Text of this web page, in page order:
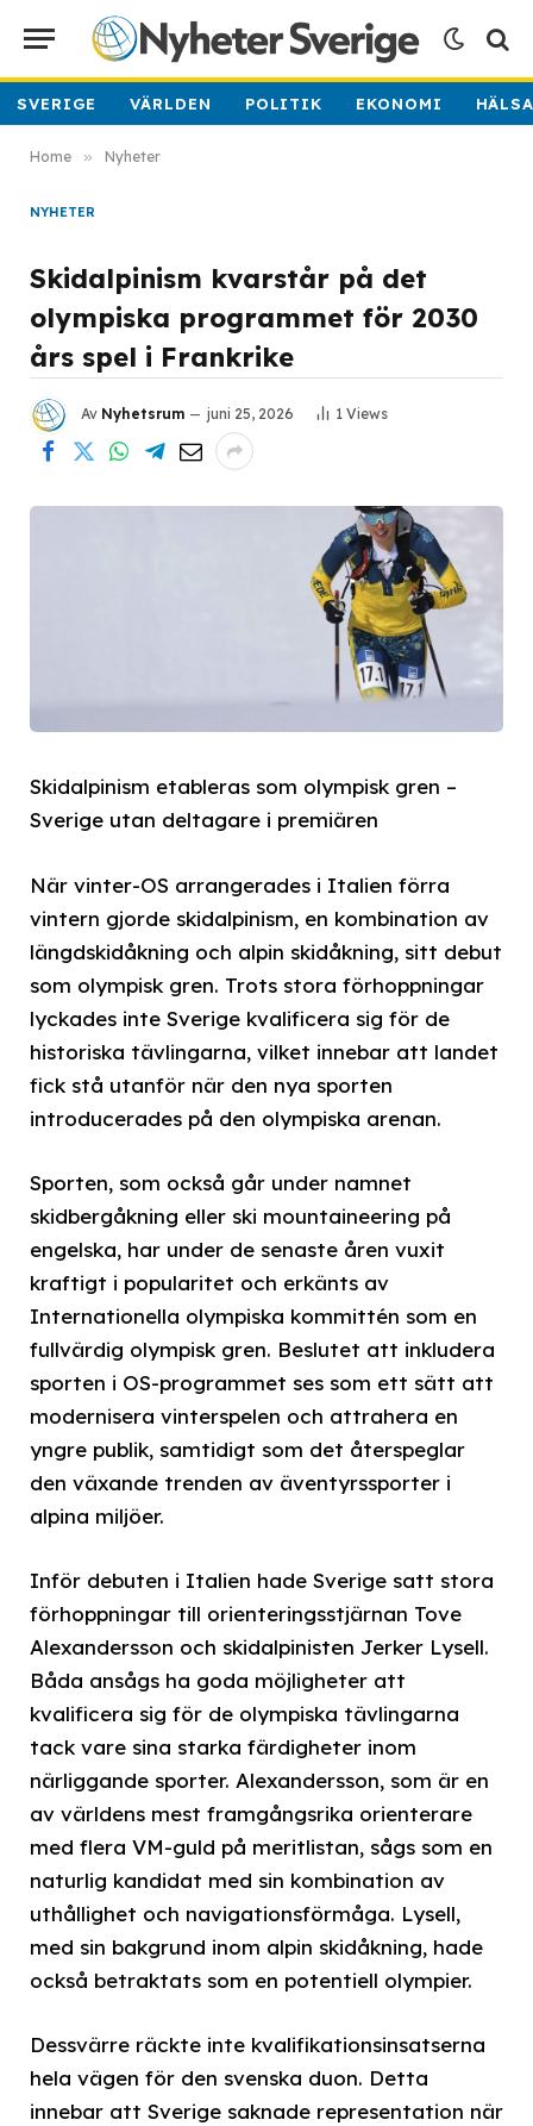
SVERIGE VÄRLDEN POLITIK EKONOMI
Home » Nyheter
NYHETER
Skidalpinism kvarstår på det
olympiska programmet för 2030
års spel i Frankrike
Av Nyhetsrum juni 25, 2026 1 Views
Skidalpinism etableras som olympisk gren –
Sverige utan deltagare i premiären
När vinter-OS arrangerades i Italien förra
vintern gjorde skidalpinism, en kombination av
längdskidåkning och alpin skidåkning, sitt debut
som olympisk gren. Trots stora förhoppningar
lyckades inte Sverige kvalificera sig för de
historiska tävlingarna, vilket innebar att landet
fick stå utanför när den nya sporten
introducerades på den olympiska arenan.
Sporten, som också går under namnet
skidbergåkning eller ski mountaineering på
engelska, har under de senaste åren vuxit
kraftigt i popularitet och erkänts av
Internationella olympiska kommittén som en
fullvärdig olympisk gren. Beslutet att inkludera
sporten i OS-programmet ses som ett sätt att
modernisera vinterspelen och attrahera en
yngre publik, samtidigt som det återspeglar
den växande trenden av äventyrssporter i
alpina miljöer.
Inför debuten i Italien hade Sverige satt stora
förhoppningar till orienteringsstjärnan Tove
Alexandersson och skidalpinisten Jerker Lysell.
Båda ansågs ha goda möjligheter att
kvalificera sig för de olympiska tävlingarna
tack vare sina starka färdigheter inom
närliggande sporter. Alexandersson, som är en
av världens mest framgångsrika orienterare
med flera VM-guld på meritlistan, sågs som en
naturlig kandidat med sin kombination av
uthållighet och navigationsförmåga. Lysell,
med sin bakgrund inom alpin skidåkning, hade
också betraktats som en potentiell olympier.
Dessvärre räckte inte kvalifikationsinsatserna
hela vägen för den svenska duon. Detta
innebar att Sverige saknade representation när